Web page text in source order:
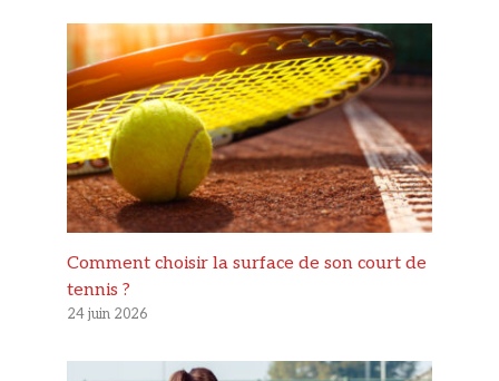
Comment choisir la surface de son court de
tennis ?
24 juin 2026